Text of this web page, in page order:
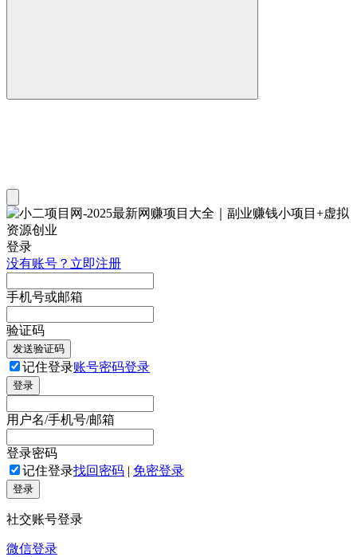
登录
没有账号？立即注册
手机号或邮箱
验证码
发送验证码
记住登录账号密码登录
登录
用户名/手机号/邮箱
登录密码
记住登录找回密码 | 免密登录
登录
社交账号登录
微信登录